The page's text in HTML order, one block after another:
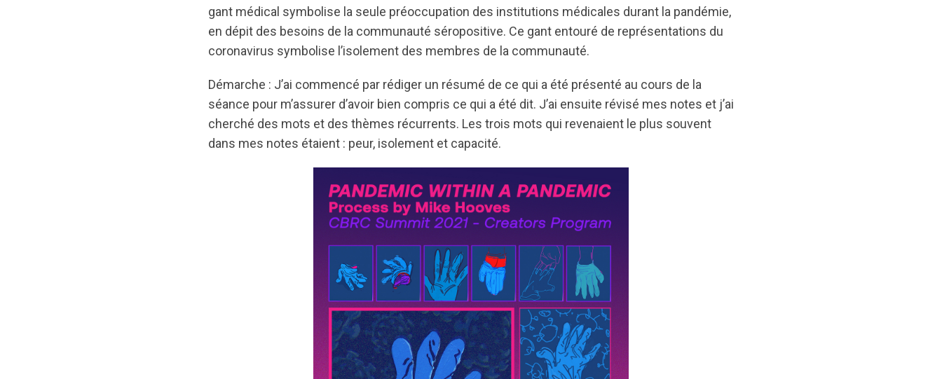
gant médical symbolise la seule préoccupation des institutions médicales durant la pandémie,
en dépit des besoins de la communauté séropositive. Ce gant entouré de représentations du
coronavirus symbolise l’isolement des membres de la communauté.
Démarche : J’ai commencé par rédiger un résumé de ce qui a été présenté au cours de la
séance pour m’assurer d’avoir bien compris ce qui a été dit. J’ai ensuite révisé mes notes et j’ai
cherché des mots et des thèmes récurrents. Les trois mots qui revenaient le plus souvent
dans mes notes étaient : peur, isolement et capacité.